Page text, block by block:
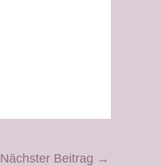
Nächster Beitrag →